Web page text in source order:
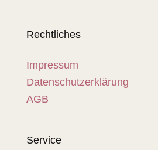
Rechtliches
Impressum
Datenschutzerklärung
AGB
Service